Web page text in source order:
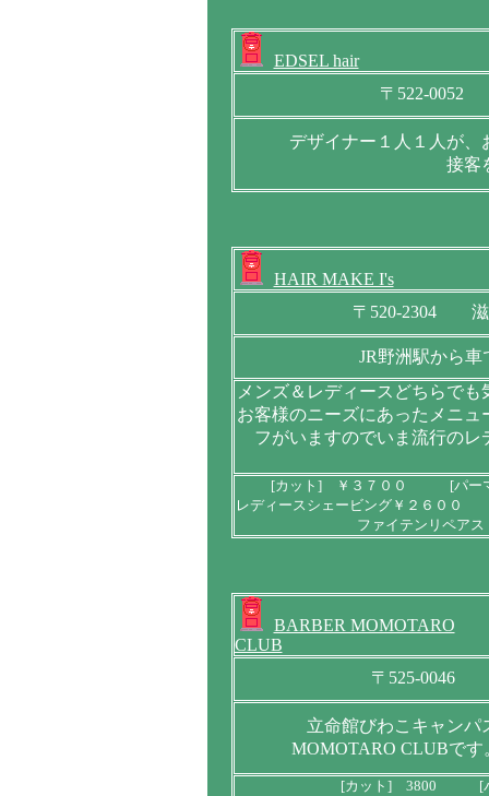
EDSEL hair
〒522-0052
デザイナー１人１人が
接客
HAIR MAKE I's
〒520-2304 滋
JR野洲駅から
メンズ＆レディースどちらで
お客様のニーズにあったメニ
フがいますのでいま流行の
[カット] ￥３７００ [パー
レディースシェービング￥２６０
ファイテンリペア
BARBER MOMOTARO
CLUB
〒525-0046
立命館びわこキャン
MOMOTARO CLUBで
[カット] 3800 [